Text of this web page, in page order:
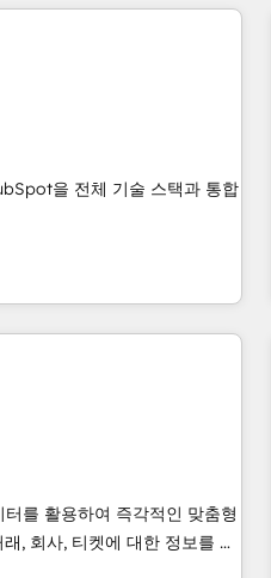
을 전체 기술 스택과 통합
를 활용하여 즉각적인 맞춤형
, 회사, 티켓에 대한 정보를 손